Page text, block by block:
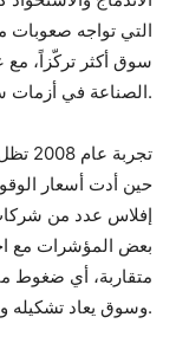
التي تواجه صعوبات
سوق أكثر تركّزاً، مع
الصناعة في أزمات سابقة.
حين أدت أسعار
إفلاس عدد من شركات
بعض المؤشرات مع
متقاربة، أي ضغوط
وسوق يعاد تشكيله وفق معايير جديدة.